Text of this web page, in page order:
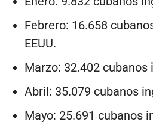
Febrero: 16.658
EEUU.
Marzo: 32.402 cubanos
Abril: 35.079 cubanos
Mayo: 25.691 cubanos